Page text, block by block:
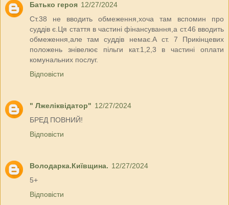
Батько героя 12/27/2024
Ст.38 не вводить обмеження,хоча там вспомин про
суддів є.Ця стаття в частині фінансування,а ст.46 вводить
обмеження,але там суддів немає.А ст. 7 Прикінцевих
положень знівелює пільги кат.1,2,3 в частині оплати
комунальних послуг.
Відповісти
" Лжеліквідатор" 12/27/2024
БРЕД ПОВНИЙ!
Відповісти
Володарка.Київщина. 12/27/2024
5+
Відповісти